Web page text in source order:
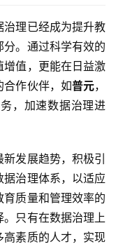
理已经成为提升教
。通过科学有效的
值，更能在日益激
合作伙伴，如普元，
，加速数据治理进
发展趋势，积极引
治理体系，以适应
质量和管理效率的
只有在数据治理上
素质的人才，实现